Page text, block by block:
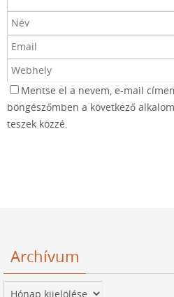
Mentse el a nevem, e-mail
böngészőmben a következő
teszek közzé.
Archívum
Archívum